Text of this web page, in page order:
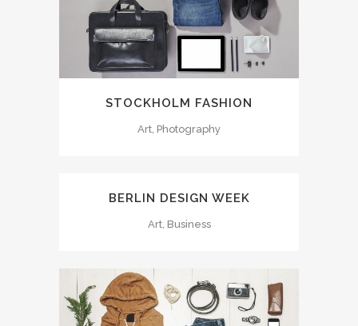
STOCKHOLM FASHION
Art, Photography
BERLIN DESIGN WEEK
Art, Business